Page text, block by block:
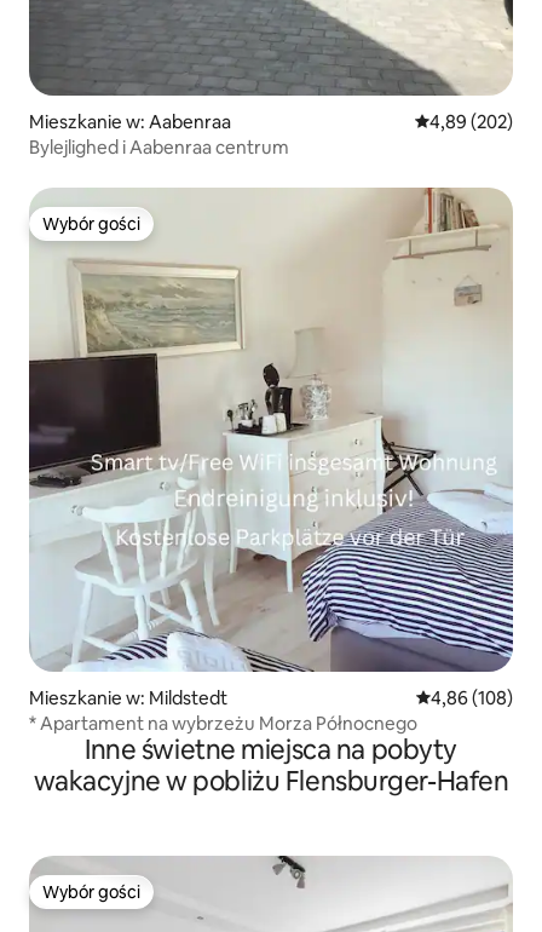
Mieszkanie w: Aabenraa Średnia
4,89 (202)
Bylejlighed i Aabenraa centrum
Wybór gości
Wybór gości
Mieszkanie w: Mildstedt Średnia
4,86 (108)
* Apartament na wybrzeżu Morza Północnego
Inne świetne miejsca na pobyty
wakacyjne w pobliżu Flensburger-Hafen
Wybór gości
Wybór gości